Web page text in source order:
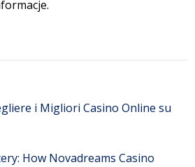
i Migliori Casino Online su
How Novadreams Casino